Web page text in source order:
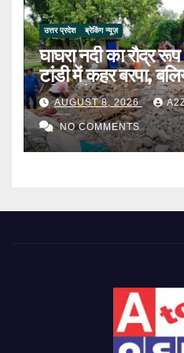
उत्तर प्रदेश ब्रेकिंग न्यूज़
घाघरा नदी का रौद्र
टांडी में कहर बरपा,
परिवार बेघर
AUGUST 8, 2026
NO COMMENTS